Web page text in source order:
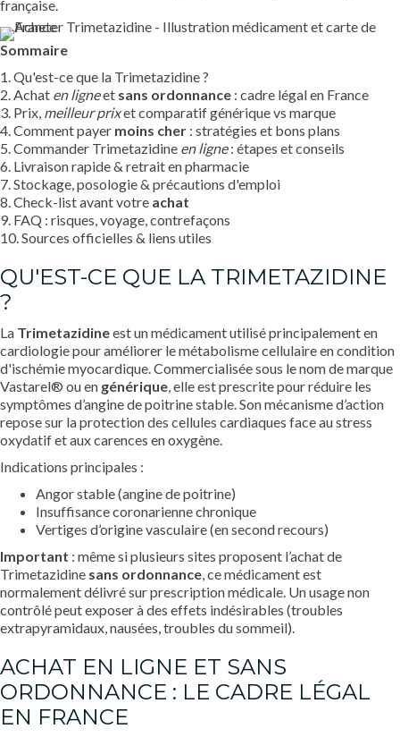
française.
Sommaire
1. Qu'est-ce que la Trimetazidine ?
2. Achat en ligneet sans ordonnance : cadre légal en France
3. Prix, meilleur prixet comparatif générique vs marque
4. Comment payer moins cher : stratégies et bons plans
5. Commander Trimetazidine en ligne: étapes et conseils
6. Livraison rapide & retrait en pharmacie
7. Stockage, posologie & précautions d'emploi
8. Check-list avant votre achat
9. FAQ : risques, voyage, contrefaçons
10. Sources officielles & liens utiles
QU'EST-CE QUE LA TRIMETAZIDINE
?
La Trimetazidineest un médicament utilisé principalement en
cardiologie pour améliorer le métabolisme cellulaire en condition
d'ischémie myocardique. Commercialisée sous le nom de marque
Vastarel® ou en générique, elle est prescrite pour réduire les
symptômes d’angine de poitrine stable. Son mécanisme d’action
repose sur la protection des cellules cardiaques face au stress
oxydatif et aux carences en oxygène.
Indications principales :
Angor stable (angine de poitrine)
Insuffisance coronarienne chronique
Vertiges d’origine vasculaire (en second recours)
Important : même si plusieurs sites proposent l’achat de
Trimetazidine sans ordonnance, ce médicament est
normalement délivré sur prescription médicale. Un usage non
contrôlé peut exposer à des effets indésirables (troubles
extrapyramidaux, nausées, troubles du sommeil).
ACHAT EN LIGNE ET SANS
ORDONNANCE : LE CADRE LÉGAL
EN FRANCE